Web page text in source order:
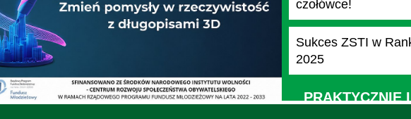
czołówce!
Sukces ZSTI w
2025
PRAKTYCZNIE